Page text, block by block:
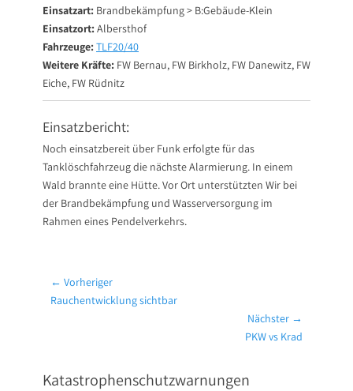
Einsatzart: Brandbekämpfung > B:Gebäude-Klein
Einsatzort: Albersthof
Fahrzeuge: TLF20/40
Weitere Kräfte: FW Bernau, FW Birkholz, FW Danewitz, FW
Eiche, FW Rüdnitz
Einsatzbericht:
Noch einsatzbereit über Funk erfolgte für das
Tanklöschfahrzeug die nächste Alarmierung. In einem
Wald brannte eine Hütte. Vor Ort unterstützten Wir bei
der Brandbekämpfung und Wasserversorgung im
Rahmen eines Pendelverkehrs.
Beitragsnavigation
← Vorheriger
Vorheriger
Rauchentwicklung sichtbar
Nächster →
PKW vs Krad
Katastrophenschutzwarnungen